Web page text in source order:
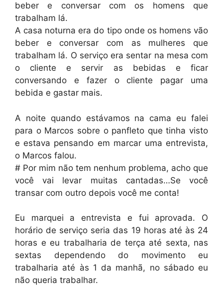
beber e conversar com os homens que
trabalham lá.
A casa noturna era do tipo onde os homens vão
beber e conversar com as mulheres que
trabalham lá. O serviço era sentar na mesa com
o cliente e servir as bebidas e ficar
conversando e fazer o cliente pagar uma
bebida e gastar mais.
A noite quando estávamos na cama eu falei
para o Marcos sobre o panfleto que tinha visto
e estava pensando em marcar uma entrevista,
o Marcos falou.
# Por mim não tem nenhum problema, acho que
você vai levar muitas cantadas…Se você
transar com outro depois você me conta!
Eu marquei a entrevista e fui aprovada. O
horário de serviço seria das 19 horas até às 24
horas e eu trabalharia de terça até sexta, nas
sextas dependendo do movimento eu
trabalharia até às 1 da manhã, no sábado eu
não queria trabalhar.